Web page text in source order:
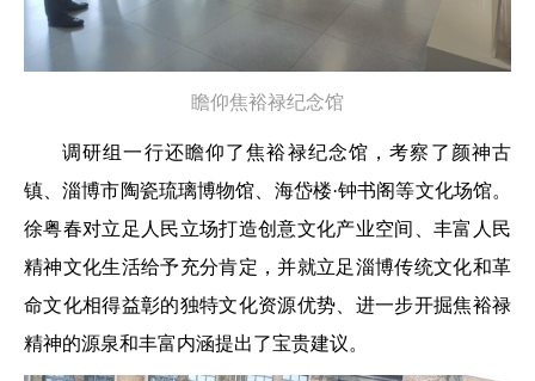
瞻仰焦裕禄纪念馆
调研组一行还瞻仰了焦裕禄纪念馆，考察了颜神古
镇、淄博市陶瓷琉璃博物馆、海岱楼·钟书阁等文化场馆。
徐粤春对立足人民立场打造创意文化产业空间、丰富人民
精神文化生活给予充分肯定，并就立足淄博传统文化和革
命文化相得益彰的独特文化资源优势、进一步开掘焦裕禄
精神的源泉和丰富内涵提出了宝贵建议。